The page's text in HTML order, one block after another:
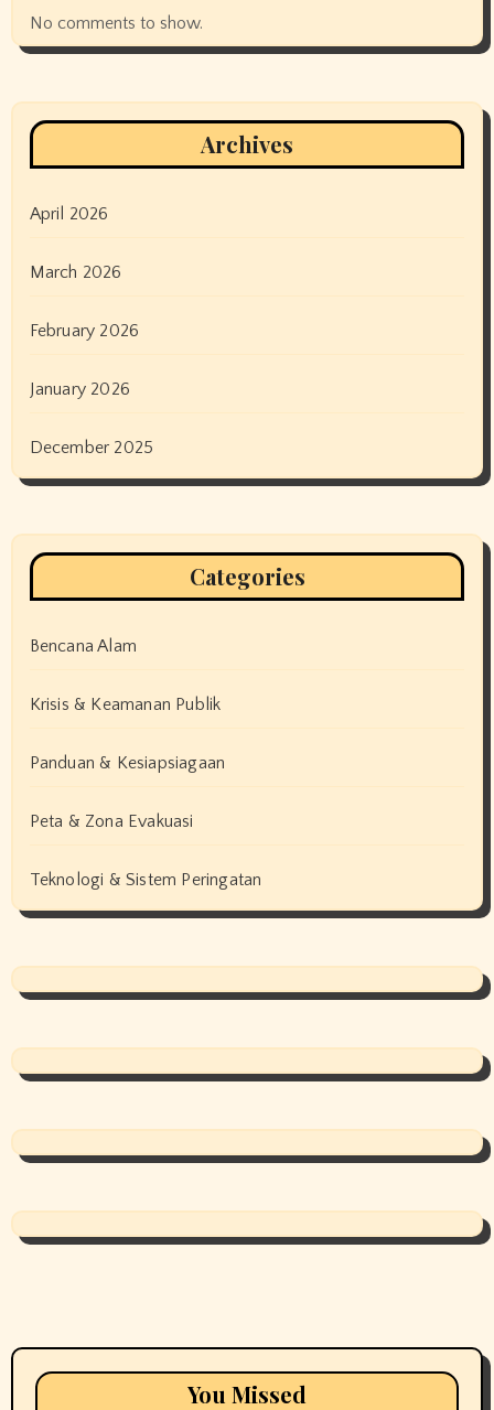
No comments to show.
Archives
April 2026
March 2026
February 2026
January 2026
December 2025
Categories
Bencana Alam
Krisis & Keamanan Publik
Panduan & Kesiapsiagaan
Peta & Zona Evakuasi
Teknologi & Sistem Peringatan
You Missed